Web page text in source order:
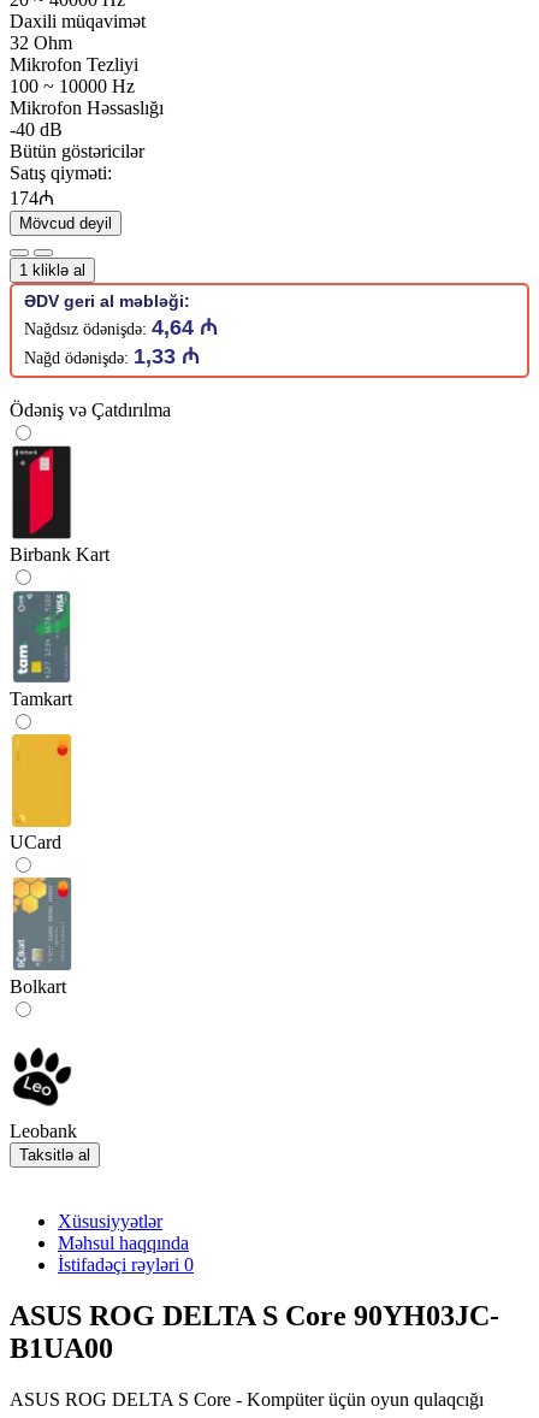
Daxili müqavimət
32 Ohm
Mikrofon Tezliyi
100 ~ 10000 Hz
Mikrofon Həssaslığı
-40 dB
Bütün göstəricilər
Satış qiyməti:
174₼
Mövcud deyil
1 kliklə al
ƏDV geri al məbləği:
Nağdsız ödənişdə: 4,64 ₼
Nağd ödənişdə: 1,33 ₼
Ödəniş və Çatdırılma
Birbank Kart
Tamkart
UCard
Bolkart
Leobank
Taksitlə al
Xüsusiyyətlər
Məhsul haqqında
İstifadəçi rəyləri 0
ASUS ROG DELTA S Core 90YH03JC-
B1UA00
ASUS ROG DELTA S Core - Kompüter üçün oyun qulaqcığı